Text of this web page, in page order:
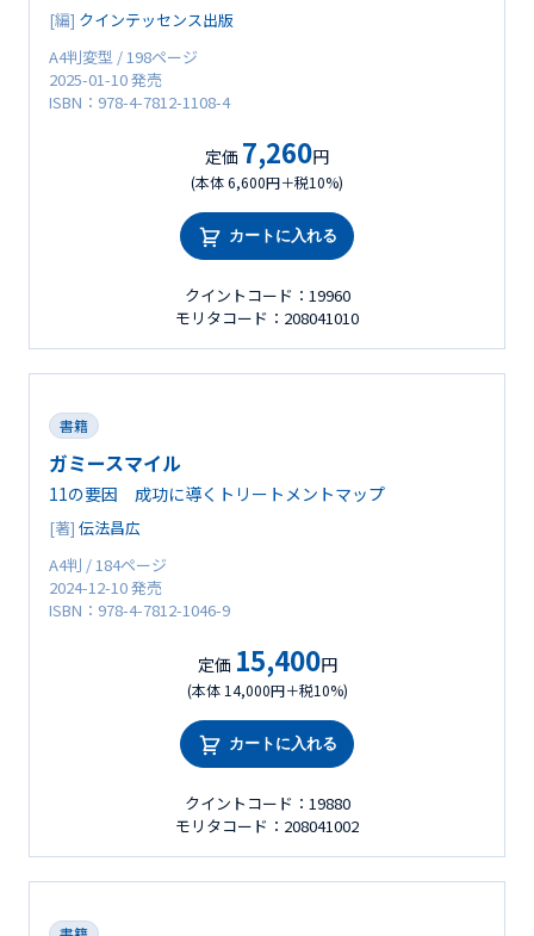
[編] クインテッセンス出版
A4判変型 / 198ページ
2025-01-10 発売
ISBN：978-4-7812-1108-4
定価 7,260円
(本体 6,600円＋税10%)
カートに入れる
クイントコード：19960
モリタコード：208041010
書籍
ガミースマイル
11の要因 成功に導くトリートメントマップ
[著] 伝法昌広
A4判 / 184ページ
2024-12-10 発売
ISBN：978-4-7812-1046-9
定価 15,400円
(本体 14,000円＋税10%)
カートに入れる
クイントコード：19880
モリタコード：208041002